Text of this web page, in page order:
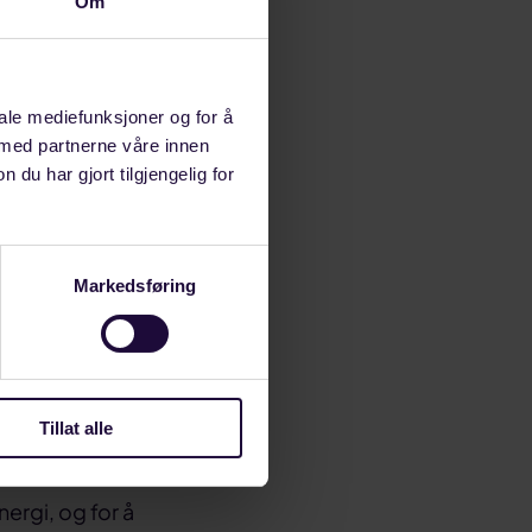
mediefunksjoner og for å
partnerne våre innen
du har gjort tilgjengelig for
Markedsføring
Tillat alle
og at
og
tok opp
for å
havet skal
for
og for å